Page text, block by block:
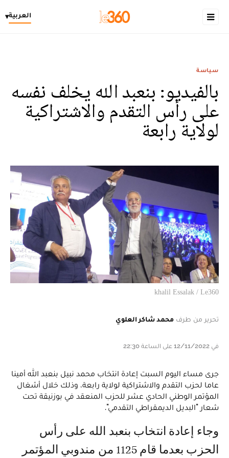
العربية▾
سياسة
بالفيديو: بنعبد الله يخلف نفسه
على رأس التقدم والاشتراكية
لولاية رابعة
khalil Essalak / Le360
تحرير من طرف محمد شاكر العلوي
في 12/11/2022 على الساعة 22:30
جرى مساء اليوم السبت إعادة انتخاب محمد نبيل بنعبد الله أمينا
عاما لحزب التقدم والاشتراكية لولاية رابعة، وذلك خلال أشغال
المؤتمر الوطني الحادي عشر للحزب المنعقد في بوزنيقة تحت
شعار "البديل الديمقراطي التقدمي".
وجاء إعادة انتخاب بنعبد الله على رأس
الحزب بعدما قام 1125 من مندوبي المؤتمر